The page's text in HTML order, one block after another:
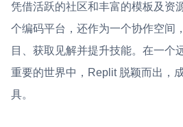
凭借活跃的社区和丰富的模板及资
个编码平台，还作为一个协作空间
目、获取见解并提升技能。在一个
重要的世界中，Replit 脱颖而出，
具。